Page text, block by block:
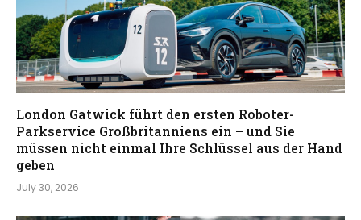
London Gatwick führt den ersten Roboter-
Parkservice Großbritanniens ein – und Sie
müssen nicht einmal Ihre Schlüssel aus der Hand
geben
July 30, 2026